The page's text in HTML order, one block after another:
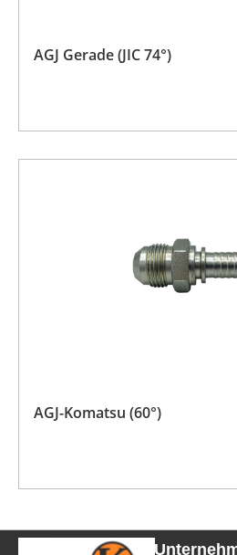
AGJ Gerade (JIC 74°)
AGJ-Komatsu (60°)